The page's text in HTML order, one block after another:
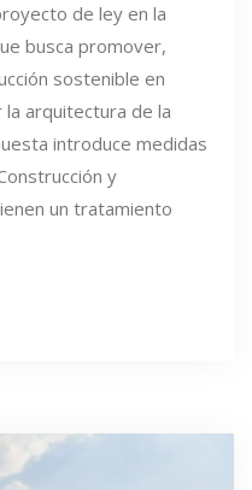
de ley en la
busca promover,
sostenible en
la arquitectura de la
introduce medidas
y
un tratamiento